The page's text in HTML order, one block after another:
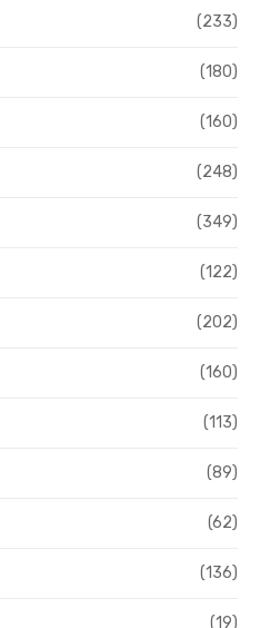
(233)
(180)
(160)
(248)
(349)
(122)
(202)
(160)
(113)
(89)
(62)
(136)
(19)